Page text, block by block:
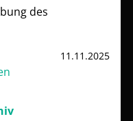
11.11.2025
des